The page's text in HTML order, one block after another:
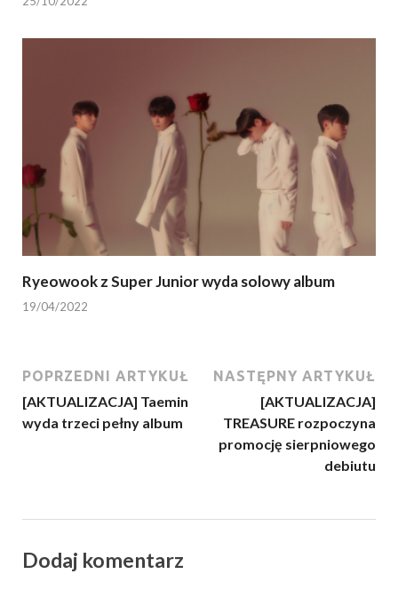
Ryeowook z Super Junior wyda solowy album
19/04/2022
POPRZEDNI ARTYKUŁ
[AKTUALIZACJA] Taemin
wyda trzeci pełny album
NASTĘPNY ARTYKUŁ
[AKTUALIZACJA]
TREASURE rozpoczyna
promocję sierpniowego
debiutu
Dodaj komentarz